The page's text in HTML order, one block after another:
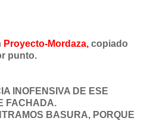
Proyecto-Mordaza, copiado
punto.
INOFENSIVA DE ESE
FACHADA.
BASURA, PORQUE